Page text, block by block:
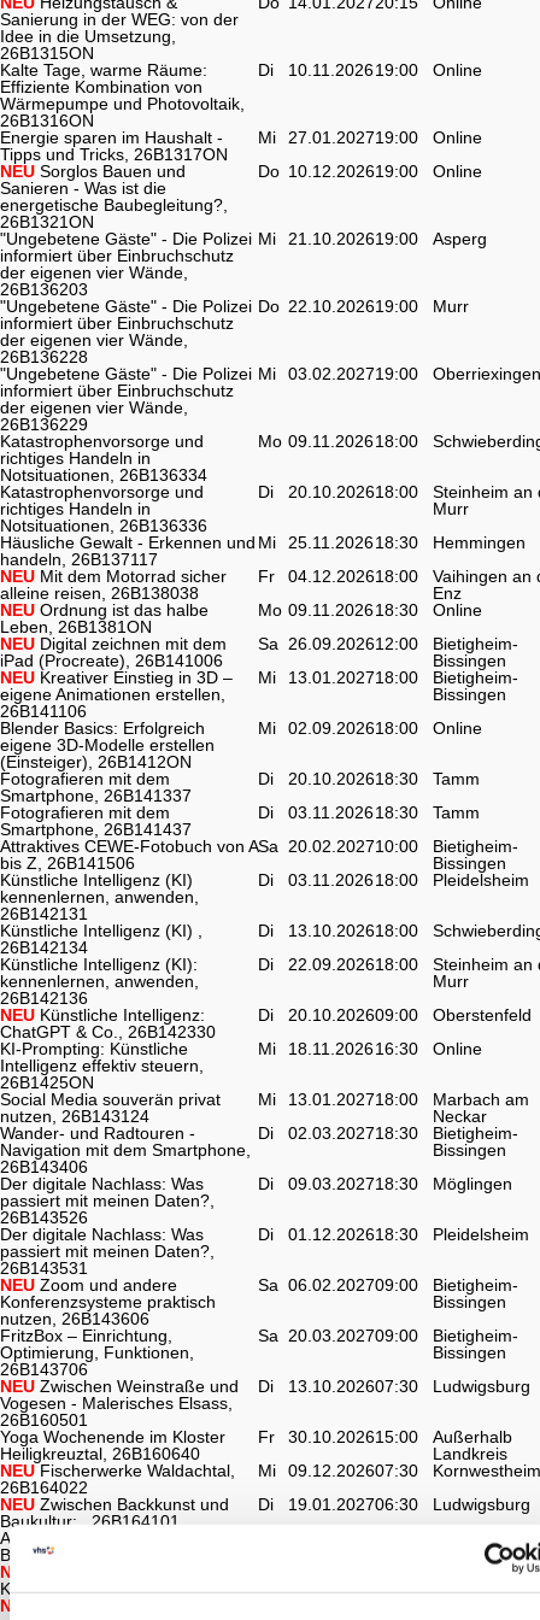
Sanierung in der WEG: von der
Idee in die Umsetzung,
26B1315ON
Kalte Tage, warme Räume:
Effiziente Kombination von
Wärmepumpe und Photovoltaik,
26B1316ON
Di 10.11.202619:00 Online
Energie sparen im Haushalt -
Tipps und Tricks, 26B1317ON
Mi 27.01.202719:00
Online
NEU Sorglos Bauen und
Sanieren - Was ist die
energetische Baubegleitung?,
26B1321ON
Do 10.12.202619:00 Online
"Ungebetene Gäste" - Die Polizei
informiert über Einbruchschutz
der eigenen vier Wände,
26B136203
Mi 21.10.202619:00 Asperg
"Ungebetene Gäste" - Die Polizei
informiert über Einbruchschutz
der eigenen vier Wände,
26B136228
Do 22.10.202619:00 Murr
"Ungebetene Gäste" - Die Polizei
informiert über Einbruchschutz
der eigenen vier Wände,
26B136229
Mi 03.02.202719:00 Oberriexingen
Katastrophenvorsorge und
richtiges Handeln in
Notsituationen, 26B136334
Mo 09.11.202618:00
Katastrophenvorsorge und
richtiges Handeln in
Notsituationen, 26B136336
Di 20.10.202618:00
Steinheim an
Murr
Häusliche Gewalt - Erkennen und
handeln, 26B137117
Mi 25.11.202618:30
Hemmingen
NEU Mit dem Motorrad sicher
alleine reisen, 26B138038
Fr 04.12.202618:00
Vaihingen an
Enz
NEU Ordnung ist das halbe
Leben, 26B1381ON
Mo 09.11.202618:30
Online
NEU Digital zeichnen mit dem
iPad (Procreate), 26B141006
Sa 26.09.202612:00
Bietigheim-
Bissingen
NEU Kreativer Einstieg in 3D –
eigene Animationen erstellen,
26B141106
Mi 13.01.202718:00
Bietigheim-
Bissingen
Blender Basics: Erfolgreich
eigene 3D-Modelle erstellen
(Einsteiger), 26B1412ON
Mi 02.09.202618:00 Online
Fotografieren mit dem
Smartphone, 26B141337
Di 20.10.202618:30
Tamm
Fotografieren mit dem
Smartphone, 26B141437
Di 03.11.202618:30
Tamm
Attraktives CEWE-Fotobuch von A
bis Z, 26B141506
Sa 20.02.202710:00
Bietigheim-
Bissingen
Künstliche Intelligenz (KI)
kennenlernen, anwenden,
26B142131
Di 03.11.202618:00 Pleidelsheim
Künstliche Intelligenz (KI) ,
26B142134
Di 13.10.202618:00
Künstliche Intelligenz (KI):
kennenlernen, anwenden,
26B142136
Di 22.09.202618:00
Steinheim an
Murr
NEU Künstliche Intelligenz:
ChatGPT & Co., 26B142330
Di 20.10.202609:00
Oberstenfeld
KI-Prompting: Künstliche
Intelligenz effektiv steuern,
26B1425ON
Mi 18.11.202616:30 Online
Social Media souverän privat
nutzen, 26B143124
Mi 13.01.202718:00
Marbach am
Neckar
Wander- und Radtouren -
Navigation mit dem Smartphone,
26B143406
Di 02.03.202718:30
Bietigheim-
Bissingen
Der digitale Nachlass: Was
passiert mit meinen Daten?,
26B143526
Di 09.03.202718:30 Möglingen
Der digitale Nachlass: Was
passiert mit meinen Daten?,
26B143531
Di 01.12.202618:30 Pleidelsheim
NEU Zoom und andere
Konferenzsysteme praktisch
nutzen, 26B143606
Sa 06.02.202709:00
Bietigheim-
Bissingen
FritzBox – Einrichtung,
Optimierung, Funktionen,
26B143706
Sa 20.03.202709:00
Bietigheim-
Bissingen
NEU Zwischen Weinstraße und
Vogesen - Malerisches Elsass,
26B160501
Di 13.10.202607:30 Ludwigsburg
Yoga Wochenende im Kloster
Heiligkreuztal, 26B160640
Fr 30.10.202615:00
Außerhalb
Landkreis
NEUFischerwerke Waldachtal,
26B164022
Mi 09.12.202607:30
Kornwestheim
NEU Zwischen Backkunst und
Baukultur: , 26B164101
Di 19.01.202706:30
Ludwigsburg
Amazon Logistik Frankenthal und
Bad Dürkheim, 26B164201B
Ludwigsburg
NEU
Karlsruhe, 26B165001
Ludwigsburg
NEU